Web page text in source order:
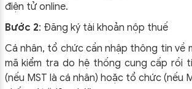
điện tử online.
Bước 2: Đăng ký tài khoản nộp thuế
Cá nhân, tổ chức cần nhập thông tin về
mã kiểm tra do hệ thống cung cấp rồi
(nếu MST là cá nhân) hoặc tổ chức (nếu